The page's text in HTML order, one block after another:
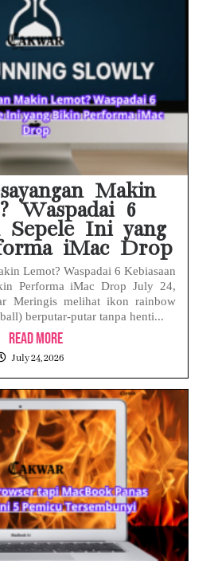
Makin
Waspadai 6
Sepele Ini yang
iMac Drop
Lemot? Waspadai 6 Kebiasaan
Performa iMac Drop July 24,
Meringis melihat ikon rainbow
berputar-putar tanpa henti...
Read More
July 24, 2026